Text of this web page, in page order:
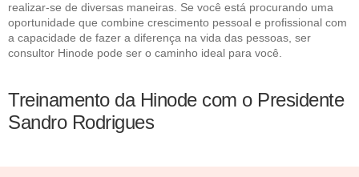
realizar-se de diversas maneiras. Se você está procurando uma
oportunidade que combine crescimento pessoal e profissional com
a capacidade de fazer a diferença na vida das pessoas, ser
consultor Hinode pode ser o caminho ideal para você.
Treinamento da Hinode com o Presidente
Sandro Rodrigues